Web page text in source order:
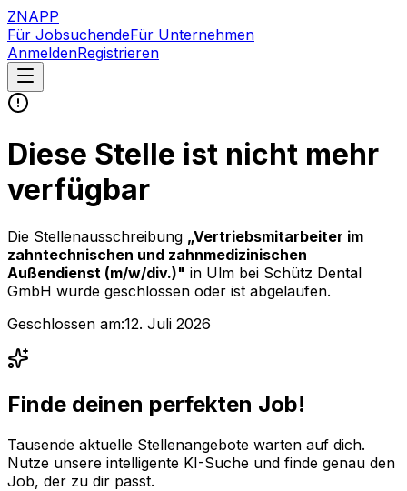
ZNAPP
Für JobsuchendeFür Unternehmen
AnmeldenRegistrieren
Diese Stelle ist nicht mehr
verfügbar
Die Stellenausschreibung „Vertriebsmitarbeiter im
zahntechnischen und zahnmedizinischen
Außendienst (m/w/div.)" in Ulm bei Schütz Dental
GmbH wurde geschlossen oder ist abgelaufen.
Geschlossen am:12. Juli 2026
Finde deinen perfekten Job!
Tausende aktuelle Stellenangebote warten auf dich.
Nutze unsere intelligente KI-Suche und finde genau den
Job, der zu dir passt.